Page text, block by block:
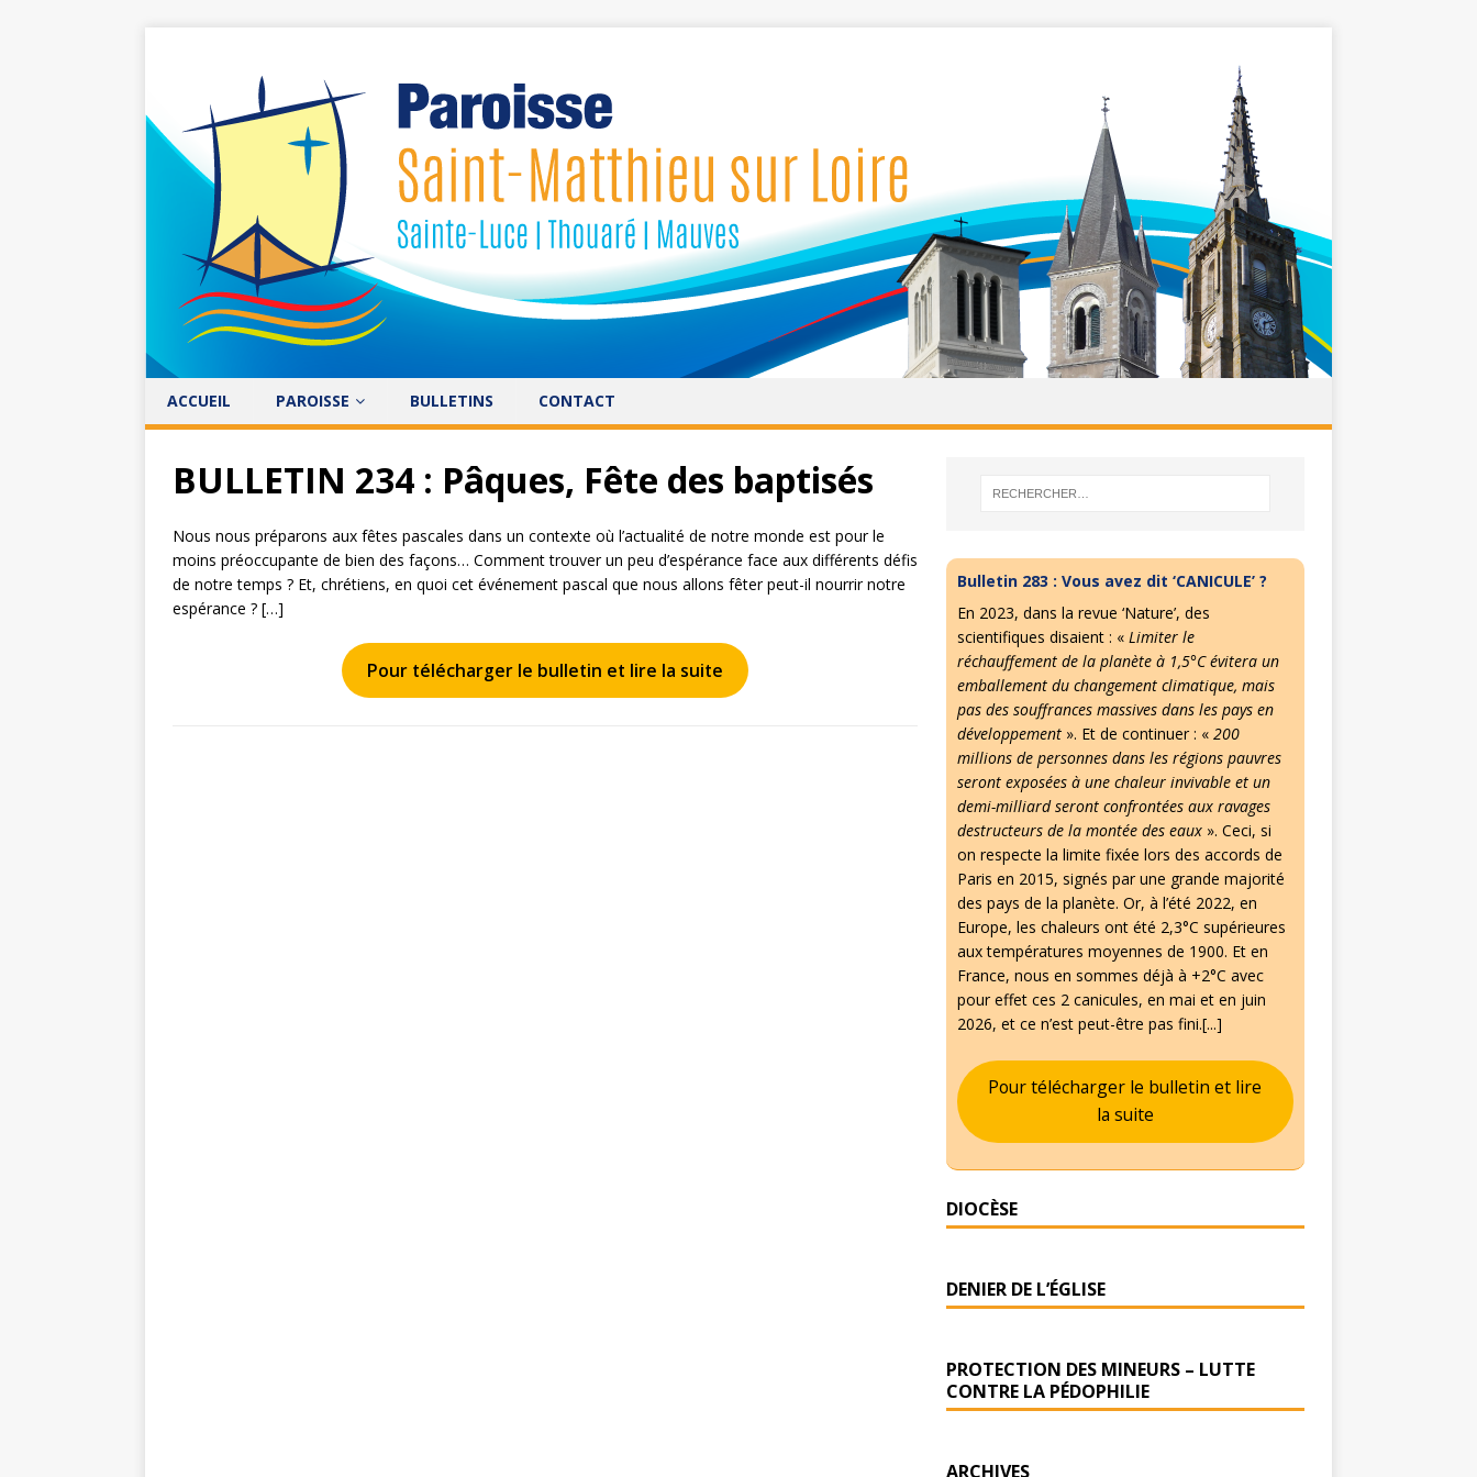
ACCUEIL PAROISSE BULLETINS CONTACT
BULLETIN 234 : Pâques, Fête des baptisés
Nous nous préparons aux fêtes pascales dans un contexte où l’actualité de notre monde est pour le
moins préoccupante de bien des façons… Comment trouver un peu d’espérance face aux différents défis
de notre temps ? Et, chrétiens, en quoi cet événement pascal que nous allons fêter peut-il nourrir notre
espérance ? […]
Pour télécharger le bulletin et lire la suite
Bulletin 283 : Vous avez dit ‘CANICULE’ ?
En 2023, dans la revue ‘Nature’, des
scientifiques disaient : « Limiter le
réchauffement de la planète à 1,5°C évitera un
emballement du changement climatique, mais
pas des souffrances massives dans les pays en
développement». Et de continuer : « 200
millions de personnes dans les régions pauvres
seront exposées à une chaleur invivable et un
demi-milliard seront confrontées aux ravages
destructeurs de la montée des eaux». Ceci, si
on respecte la limite fixée lors des accords de
Paris en 2015, signés par une grande majorité
des pays de la planète. Or, à l’été 2022, en
Europe, les chaleurs ont été 2,3°C supérieures
aux températures moyennes de 1900. Et en
France, nous en sommes déjà à +2°C avec
pour effet ces 2 canicules, en mai et en juin
2026, et ce n’est peut-être pas fini.[...]
Pour télécharger le bulletin et lire
la suite
DIOCÈSE
DENIER DE L’ÉGLISE
PROTECTION DES MINEURS – LUTTE
CONTRE LA PÉDOPHILIE
ARCHIVES